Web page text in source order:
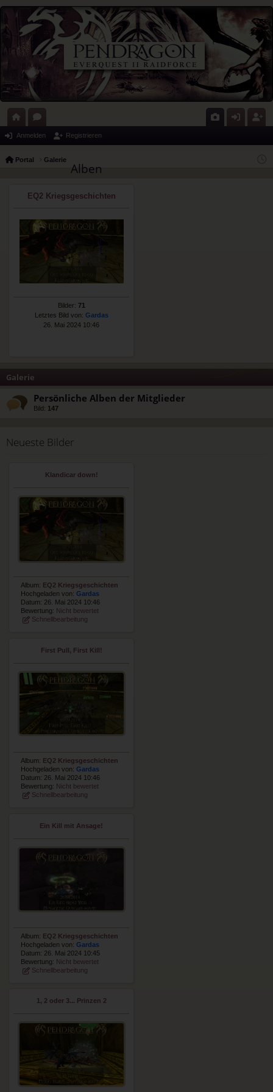
ort or
Anmelden Registrieren
Portal Galerie
Alben
EQ2 Kriegsgeschichten
Bilder: 71
Letztes Bild von: Gardas
26. Mai 2024 10:46
Galerie
Persönliche Alben der Mitglieder
Bild: 147
Neueste Bilder
Klandicar down!
Album: EQ2 Kriegsgeschichten
Hochgeladen von: Gardas
Datum: 26. Mai 2024 10:46
Bewertung: Nicht bewertet
Schnellbearbeitung
First Pull, First Kill!
Album: EQ2 Kriegsgeschichten
Hochgeladen von: Gardas
Datum: 26. Mai 2024 10:46
Bewertung: Nicht bewertet
Schnellbearbeitung
Ein Kill mit Ansage!
Album: EQ2 Kriegsgeschichten
Hochgeladen von: Gardas
Datum: 26. Mai 2024 10:45
Bewertung: Nicht bewertet
Schnellbearbeitung
1, 2 oder 3... Prinzen 2